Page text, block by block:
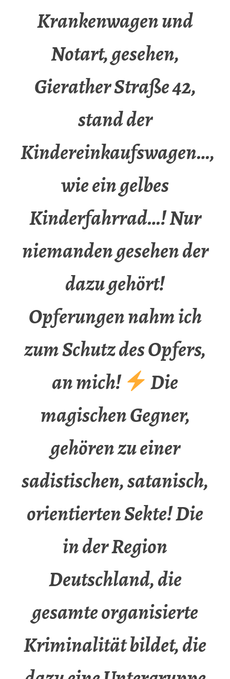
Krankenwagen und
Notart, gesehen,
Gierather Straße 42,
stand der
Kindereinkaufswagen…,
wie ein gelbes
Kinderfahrrad…! Nur
niemanden gesehen der
dazu gehört!
Opferungen nahm ich
zum Schutz des Opfers,
an mich!
Die
magischen Gegner,
gehören zu einer
sadistischen, satanisch,
orientierten Sekte! Die
in der Region
Deutschland, die
gesamte organisierte
Kriminalität bildet, die